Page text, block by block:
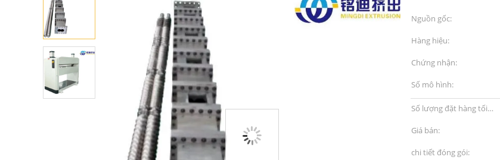
Nguồn gốc:
Hàng hiệu:
Chứng nhận:
Số mô hình:
Số lượng đặt hàng tối
thiểu:
Giá bán:
chi tiết đóng gói: